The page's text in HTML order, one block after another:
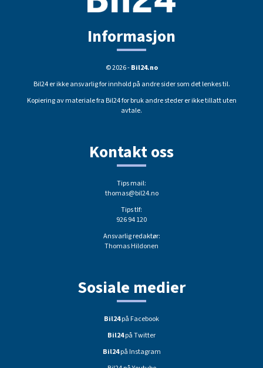
Informasjon
© 2026 -Bil24.no
Bil24 er ikke ansvarlig for innhold på andre sider som det lenkes til.
Kopiering av materiale fra Bil24 for bruk andre steder er ikke tillatt uten
avtale.
Kontakt oss
Tips mail:
thomas@bil24.no
Tips tlf:
926 94 120
Ansvarlig redaktør:
Thomas Hildonen
Sosiale medier
Bil24på Facebook
Bil24på Twitter
Bil24på Instagram